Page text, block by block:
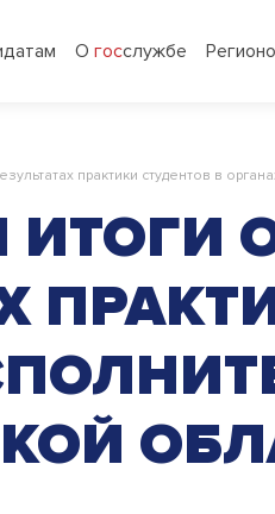
О госслужбе
практики студентов в